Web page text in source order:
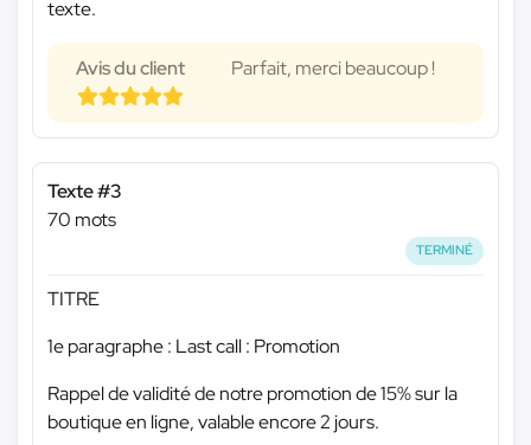
texte.
Avis du client Parfait, merci beaucoup !
Texte #3
70 mots
TERMINÉ
TITRE
1e paragraphe : Last call : Promotion
Rappel de validité de notre promotion de 15% sur la
boutique en ligne, valable encore 2 jours.